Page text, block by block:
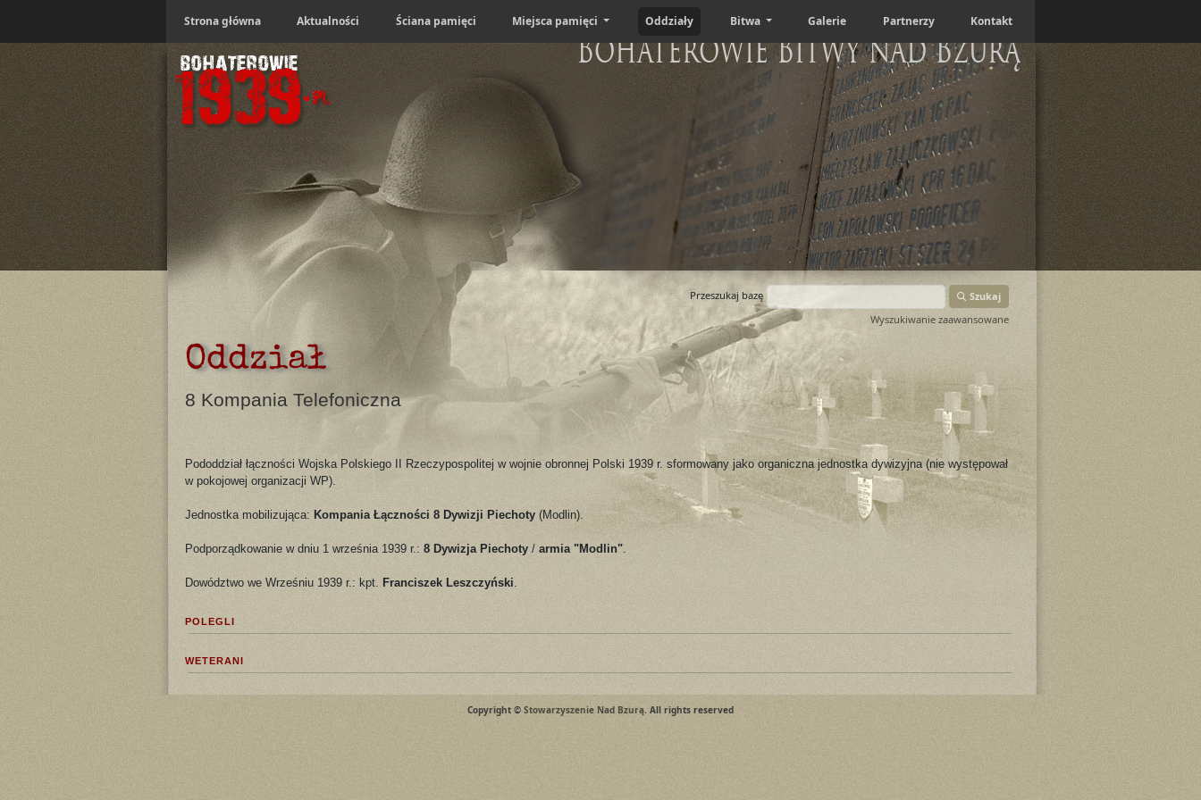
Strona główna Aktualności Ściana pamięci Miejsca pamięci Oddziały Bitwa Galerie Partnerzy Kontakt
Bohaterowie Bitwy nad Bzurą
Przeszukaj bazę
Szukaj
Wyszukiwanie zaawansowane
Oddział
8 Kompania Telefoniczna
Pododdział łączności Wojska Polskiego II Rzeczypospolitej w wojnie obronnej Polski 1939 r. sformowany jako organiczna jednostka dywizyjna (nie występował
w pokojowej organizacji WP).
Jednostka mobilizująca: Kompania Łączności 8 Dywizji Piechoty (Modlin).
Podporządkowanie w dniu 1 września 1939 r.: 8 Dywizja Piechoty / armia "Modlin"
Dowództwo we Wrześniu 1939 r.: kpt. Franciszek Leszczyński
POLEGLI
WETERANI
Copyright © Stowarzyszenie Nad Bzurą. All rights reserved